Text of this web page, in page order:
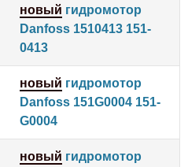
новый гидромотор
Danfoss 1510413 151-
0413
новый гидромотор
Danfoss 151G0004 151-
G0004
новый гидромотор